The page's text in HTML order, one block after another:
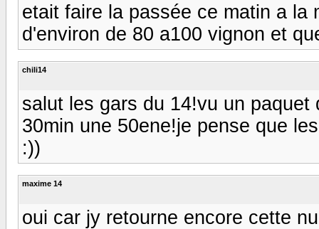
etait faire la passée ce matin a la
d'environ de 80 a100 vignon et
chili14
salut les gars du 14!vu un
30min une 50ene!je pense que
:))
maxime 14
oui car jy retourne encore cette